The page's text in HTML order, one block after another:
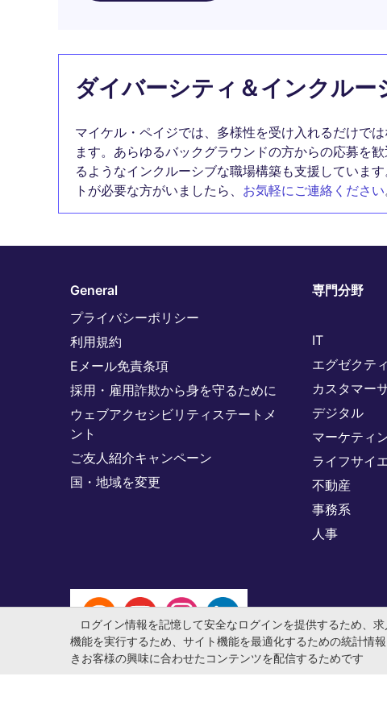
ダイバーシティ＆インクルー
マイケル・ペイジでは、多様性を受け入れるだけで
ます。あらゆるバックグラウンドの方からの応募を
るようなインクルーシブな職場構築も支援していま
トが必要な方がいましたら、 お気軽にご連絡ください
General
プライバシーポリシー
利用規約
Eメール免責条項
採用・雇用詐欺から身を守るために
ウェブアクセシビリティステートメ
ント
ご友人紹介キャンペーン
国・地域を変更
専門分野
IT
エグゼクテ
カスタマー
デジタル
マーケティ
ライフサイ
不動産
事務系
人事
ログイン情報を記憶して安全なログインを提供するため、
機能を実行するため、サイト機能を最適化するための統計情
きお客様の興味に合わせたコンテンツを配信するためです